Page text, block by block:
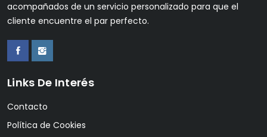
acompañados de un servicio personalizado para que el
cliente encuentre el par perfecto.
Links De Interés
Contacto
Política de Cookies